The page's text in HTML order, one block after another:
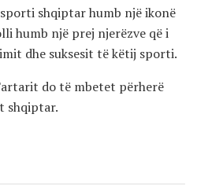
shqiptar humb një ikonë
humb një prej njerëzve që i
dhe suksesit të këtij sporti.
do të mbetet përherë
shqiptar.